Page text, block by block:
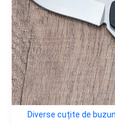
Diverse cuțite de